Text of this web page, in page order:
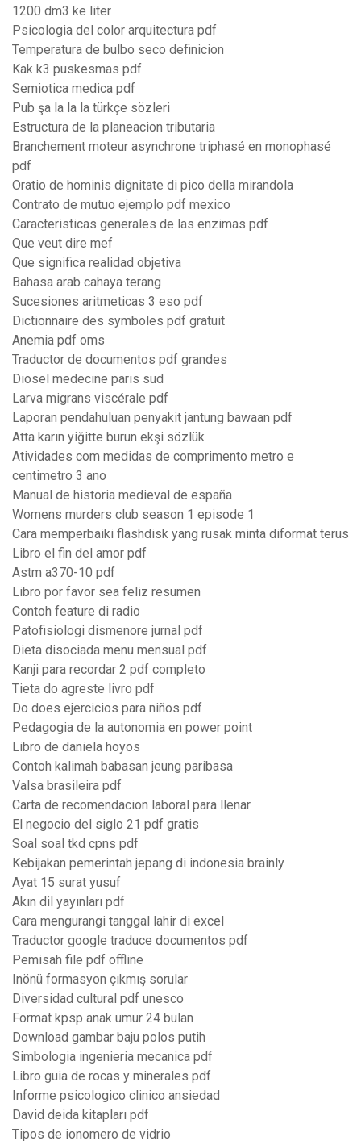
1200 dm3 ke liter
Psicologia del color arquitectura pdf
Temperatura de bulbo seco definicion
Kak k3 puskesmas pdf
Semiotica medica pdf
Pub şa la la la türkçe sözleri
Estructura de la planeacion tributaria
Branchement moteur asynchrone triphasé en monophasé
pdf
Oratio de hominis dignitate di pico della mirandola
Contrato de mutuo ejemplo pdf mexico
Caracteristicas generales de las enzimas pdf
Que veut dire mef
Que significa realidad objetiva
Bahasa arab cahaya terang
Sucesiones aritmeticas 3 eso pdf
Dictionnaire des symboles pdf gratuit
Anemia pdf oms
Traductor de documentos pdf grandes
Diosel medecine paris sud
Larva migrans viscérale pdf
Laporan pendahuluan penyakit jantung bawaan pdf
Atta karın yiğitte burun ekşi sözlük
Atividades com medidas de comprimento metro e
centimetro 3 ano
Manual de historia medieval de españa
Womens murders club season 1 episode 1
Cara memperbaiki flashdisk yang rusak minta diformat terus
Libro el fin del amor pdf
Astm a370-10 pdf
Libro por favor sea feliz resumen
Contoh feature di radio
Patofisiologi dismenore jurnal pdf
Dieta disociada menu mensual pdf
Kanji para recordar 2 pdf completo
Tieta do agreste livro pdf
Do does ejercicios para niños pdf
Pedagogia de la autonomia en power point
Libro de daniela hoyos
Contoh kalimah babasan jeung paribasa
Valsa brasileira pdf
Carta de recomendacion laboral para llenar
El negocio del siglo 21 pdf gratis
Soal soal tkd cpns pdf
Kebijakan pemerintah jepang di indonesia brainly
Ayat 15 surat yusuf
Akın dil yayınları pdf
Cara mengurangi tanggal lahir di excel
Traductor google traduce documentos pdf
Pemisah file pdf offline
Inönü formasyon çıkmış sorular
Diversidad cultural pdf unesco
Format kpsp anak umur 24 bulan
Download gambar baju polos putih
Simbologia ingenieria mecanica pdf
Libro guia de rocas y minerales pdf
Informe psicologico clinico ansiedad
David deida kitapları pdf
Tipos de ionomero de vidrio